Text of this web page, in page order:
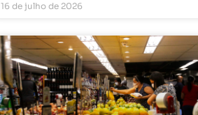
16 de julho de 2026